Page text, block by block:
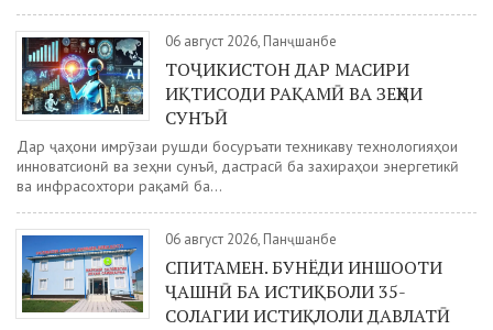
06 август 2026, Панҷшанбе
ТОҶИКИСТОН ДАР МАСИРИ
ИҚТИСОДИ РАҚАМӢ ВА ЗЕҲНИ
СУНЪӢ
Дар ҷаҳони имрӯзаи рушди босуръати техникаву технологияҳои
инноватсионӣ ва зеҳни сунъӣ, дастрасӣ ба захираҳои энергетикӣ
ва инфрасохтори рақамӣ ба...
06 август 2026, Панҷшанбе
СПИТАМЕН. БУНЁДИ ИНШООТИ
ҶАШНӢ БА ИСТИҚБОЛИ 35-
СОЛАГИИ ИСТИҚЛОЛИ ДАВЛАТӢ